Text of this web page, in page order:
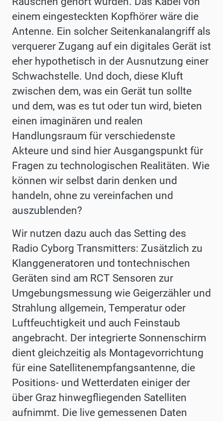
einem eingesteckten Kopfhörer wäre die
Antenne. Ein solcher Seitenkanalangriff als
verquerer Zugang auf ein digitales Gerät ist
eher hypothetisch in der Ausnutzung einer
Schwachstelle. Und doch, diese Kluft
zwischen dem, was ein Gerät tun sollte
und dem, was es tut oder tun wird, bieten
einen imaginären und realen
Handlungsraum für verschiedenste
Akteure und sind hier Ausgangspunkt für
Fragen zu technologischen Realitäten. Wie
können wir selbst darin denken und
handeln, ohne zu vereinfachen und
auszublenden?
Wir nutzen dazu auch das Setting des
Radio Cyborg Transmitters: Zusätzlich zu
Klanggeneratoren und tontechnischen
Geräten sind am RCT Sensoren zur
Umgebungsmessung wie Geigerzähler und
Strahlung allgemein, Temperatur oder
Luftfeuchtigkeit und auch Feinstaub
angebracht. Der integrierte Sonnenschirm
dient gleichzeitig als Montagevorrichtung
für eine Satellitenempfangsantenne, die
Positions- und Wetterdaten einiger der
über Graz hinwegfliegenden Satelliten
aufnimmt. Die live gemessenen Daten